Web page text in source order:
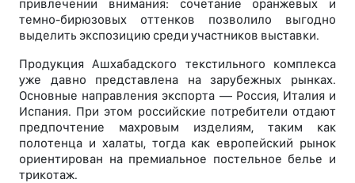
привлечении внимания: сочетание оранжевых и
темно-бирюзовых оттенков позволило выгодно
выделить экспозицию среди участников выставки.
Продукция Ашхабадского текстильного комплекса
уже давно представлена на зарубежных рынках.
Основные направления экспорта — Россия, Италия и
Испания. При этом российские потребители отдают
предпочтение махровым изделиям, таким как
полотенца и халаты, тогда как европейский рынок
ориентирован на премиальное постельное белье и
трикотаж.